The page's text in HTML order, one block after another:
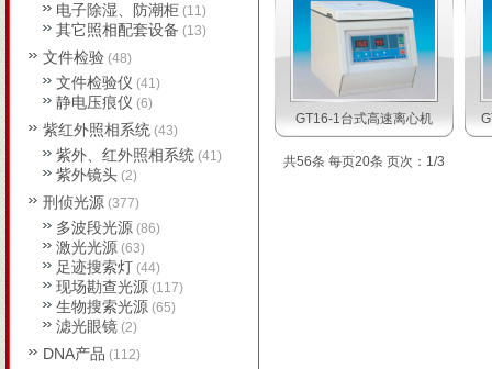
GT16-1台式高速离心机
共56条 每页20条 页次：1/3
电子除湿、防潮柜 (11)
其它照相配套设备 (13)
文件检验 (48)
文件检验仪 (41)
静电压痕仪 (6)
紫红外照相系统 (43)
紫外、红外照相系统 (41)
紫外镜头 (2)
刑侦光源 (377)
多波段光源 (86)
激光光源 (63)
足迹搜索灯 (44)
现场勘查光源 (117)
生物搜索光源 (65)
滤光眼镜 (2)
DNA产品 (112)